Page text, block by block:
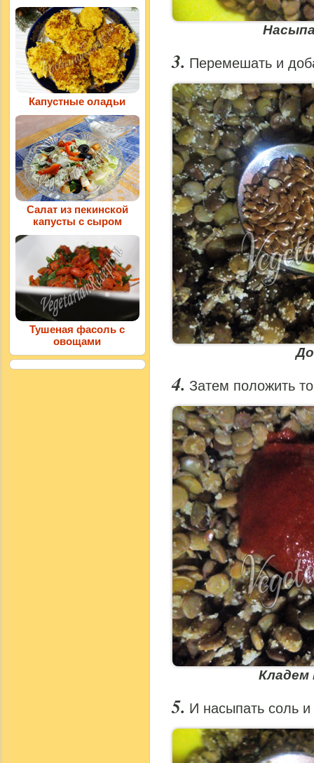
Перемешать и
Затем положить
И насыпать соль
Капустные оладьи
Салат из пекинской
капусты с сыром
Тушеная фасоль с
овощами